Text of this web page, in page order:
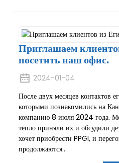
Приглашаем
посетить наш офис.
2024-01-04
После двух месяцев контактов
которыми познакомились на
компанию 8 июля 2024 года.
тепло приняли их и обсудили
хочет приобрести PPGI, и
продолжаются...